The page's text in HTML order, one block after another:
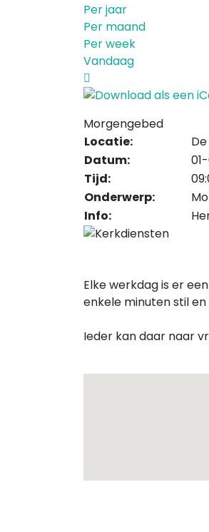
Per jaar
Per maand
Per week
Vandaag
Morgengebed
Locatie:
Datum:
Tijd:
Onderwerp:
Info:
Elke werkdag is er
enkele minuten stil en
Ieder kan daar naar